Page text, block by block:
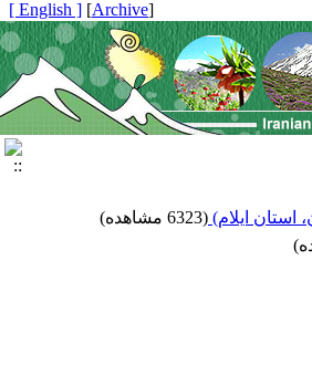
[
Archive
]
[ English ]
ایلام) (6323 مشاهده)